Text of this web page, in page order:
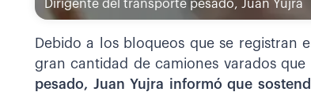
Dirigente del transporte pesado, Juan Yujra
Debido a los bloqueos que se registran
gran cantidad de camiones varados
pesado, Juan Yujra informó que